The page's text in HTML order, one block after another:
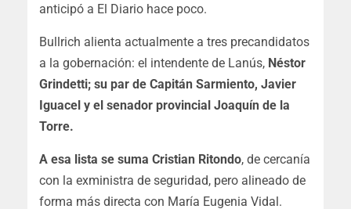
anticipó a El Diario hace poco.
Bullrich alienta actualmente a tres precandidatos
a la gobernación: el intendente de Lanús, Néstor
Grindetti; su par de Capitán Sarmiento, Javier
Iguacel y el senador provincial Joaquín de la
Torre.
A esa lista se suma Cristian Ritondo, de cercanía
con la exministra de seguridad, pero alineado de
forma más directa con María Eugenia Vidal.